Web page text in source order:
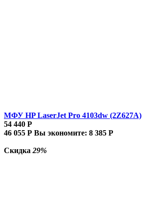
МФУ HP LaserJet Pro 4103dw (2Z627A)
54 440 Р
46 055 Р Вы экономите: 8 385 Р
Скидка 29%